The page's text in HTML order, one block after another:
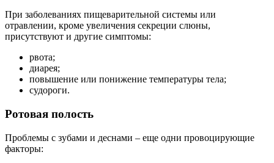
При заболеваниях пищеварительной системы или
отравлении, кроме увеличения секреции слюны,
присутствуют и другие симптомы:
рвота;
диарея;
повышение или понижение температуры тела;
судороги.
Ротовая полость
Проблемы с зубами и деснами – еще одни провоцирующие
факторы: